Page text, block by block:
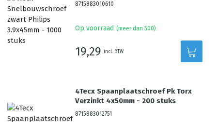
8715883010610
Op voorraad (meer dan 500)
19,29 incl. BTW
4Tecx Spaanplaatschroef Pk Torx
Verzinkt 4x50mm - 200 stuks
8715883012751